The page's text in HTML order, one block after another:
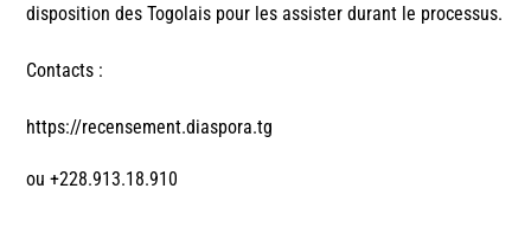
disposition des Togolais pour les assister durant le processus.
Contacts :
https://recensement.diaspora.tg
ou +228.913.18.910